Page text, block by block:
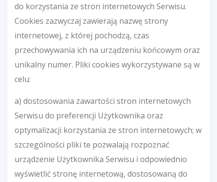
do korzystania ze stron internetowych Serwisu.
Cookies zazwyczaj zawierają nazwę strony
internetowej, z której pochodzą, czas
przechowywania ich na urządzeniu końcowym oraz
unikalny numer. Pliki cookies wykorzystywane są w
celu:
a) dostosowania zawartości stron internetowych
Serwisu do preferencji Użytkownika oraz
optymalizacji korzystania ze stron internetowych; w
szczególności pliki te pozwalają rozpoznać
urządzenie Użytkownika Serwisu i odpowiednio
wyświetlić stronę internetową, dostosowaną do